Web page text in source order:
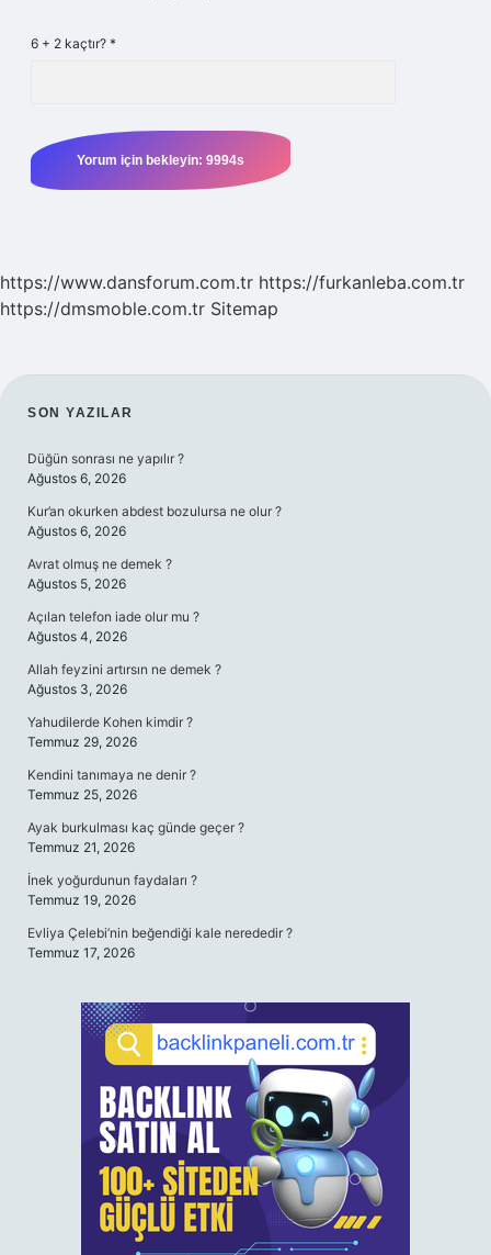
6 + 2 kaçtır? *
https://www.dansforum.com.tr https://furkanleba.com.tr
https://dmsmoble.com.tr Sitemap
SIDEBAR
SON YAZILAR
Düğün sonrası ne yapılır ?
Ağustos 6, 2026
Kur’an okurken abdest bozulursa ne olur ?
Ağustos 6, 2026
Avrat olmuş ne demek ?
Ağustos 5, 2026
Açılan telefon iade olur mu ?
Ağustos 4, 2026
Allah feyzini artırsın ne demek ?
Ağustos 3, 2026
Yahudilerde Kohen kimdir ?
Temmuz 29, 2026
Kendini tanımaya ne denir ?
Temmuz 25, 2026
Ayak burkulması kaç günde geçer ?
Temmuz 21, 2026
İnek yoğurdunun faydaları ?
Temmuz 19, 2026
Evliya Çelebi’nin beğendiği kale nerededir ?
Temmuz 17, 2026